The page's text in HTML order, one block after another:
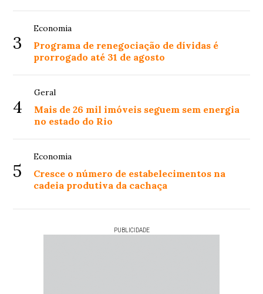
3
Economia
Programa de renegociação de dívidas é
prorrogado até 31 de agosto
4
Geral
Mais de 26 mil imóveis seguem sem energia
no estado do Rio
5
Economia
Cresce o número de estabelecimentos na
cadeia produtiva da cachaça
PUBLICIDADE